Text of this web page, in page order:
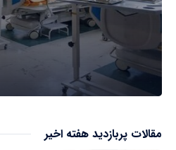
مقالات پربازدید هفته اخیر